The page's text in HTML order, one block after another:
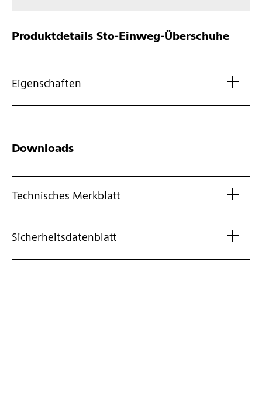
Produktdetails Sto-Einweg-Überschuhe
Eigenschaften
Downloads
Technisches Merkblatt
Sicherheitsdatenblatt